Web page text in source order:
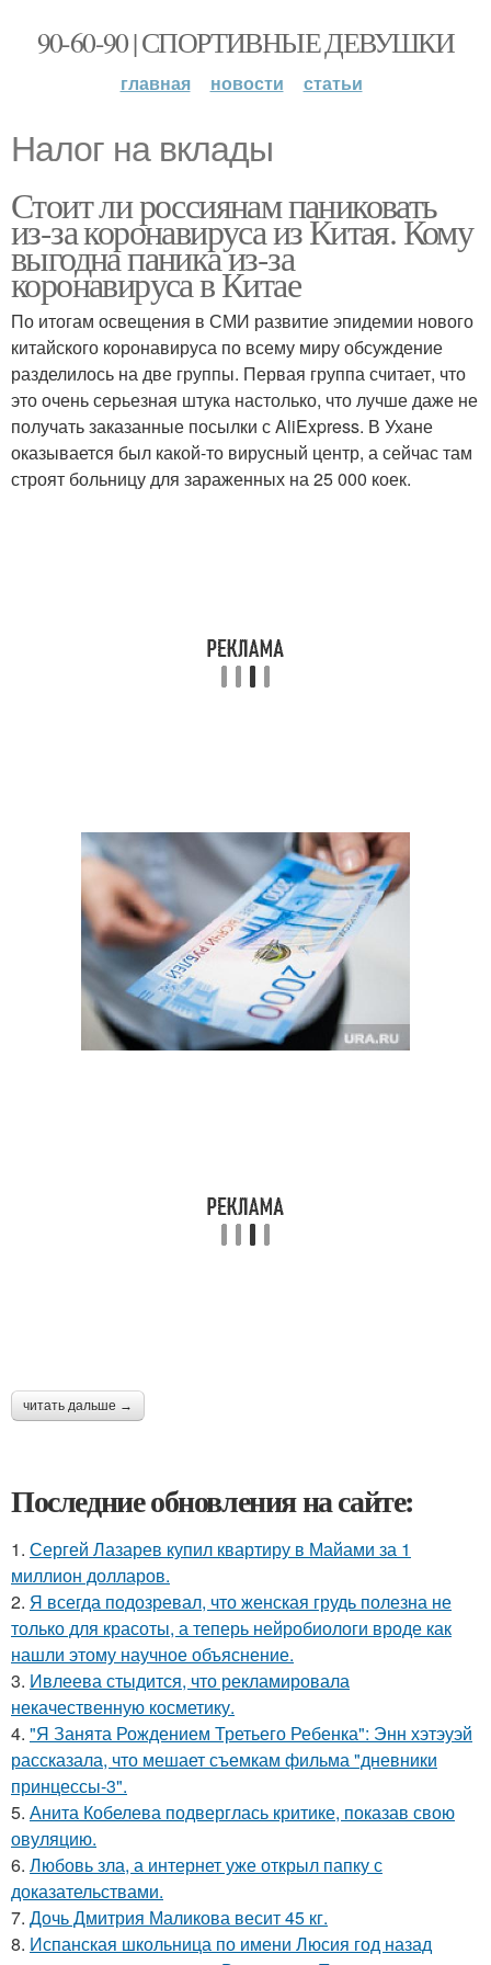
90-60-90 | СПОРТИВНЫЕ ДЕВУШКИ
главная новости статьи
Налог на вклады
Стоит ли россиянам паниковать
из-за коронавируса из Китая. Кому
выгодна паника из-за
коронавируса в Китае
По итогам освещения в СМИ развитие эпидемии нового
китайского коронавируса по всему миру обсуждение
разделилось на две группы. Первая группа считает, что
это очень серьезная штука настолько, что лучше даже не
получать заказанные посылки с AliExpress. В Ухане
оказывается был какой-то вирусный центр, а сейчас там
строят больницу для зараженных на 25 000 коек.
читать дальше →
Последние обновления на сайте:
1. Сергей Лазарев купил квартиру в Майами за 1
миллион долларов.
2. Я всегда подозревал, что женская грудь полезна не
только для красоты, а теперь нейробиологи вроде как
нашли этому научное объяснение.
3. Ивлеева стыдится, что рекламировала
некачественную косметику.
4. "Я Занята Рождением Третьего Ребенка": Энн хэтэуэй
рассказала, что мешает съемкам фильма "дневники
принцессы-3".
5. Анита Кобелева подверглась критике, показав свою
овуляцию.
6. Любовь зла, а интернет уже открыл папку с
доказательствами.
7. Дочь Дмитрия Маликова весит 45 кг.
8. Испанская школьница по имени Люсия год назад